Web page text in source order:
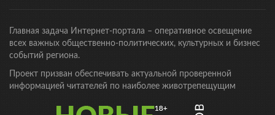
Главная задача Интернет-портала – оперативное освещение
всех важных общественно-политических, культурных и бизнес
событий региона.
Проект призван обеспечивать актуальной проверенной
информацией читателей по наиболее животрепещущим